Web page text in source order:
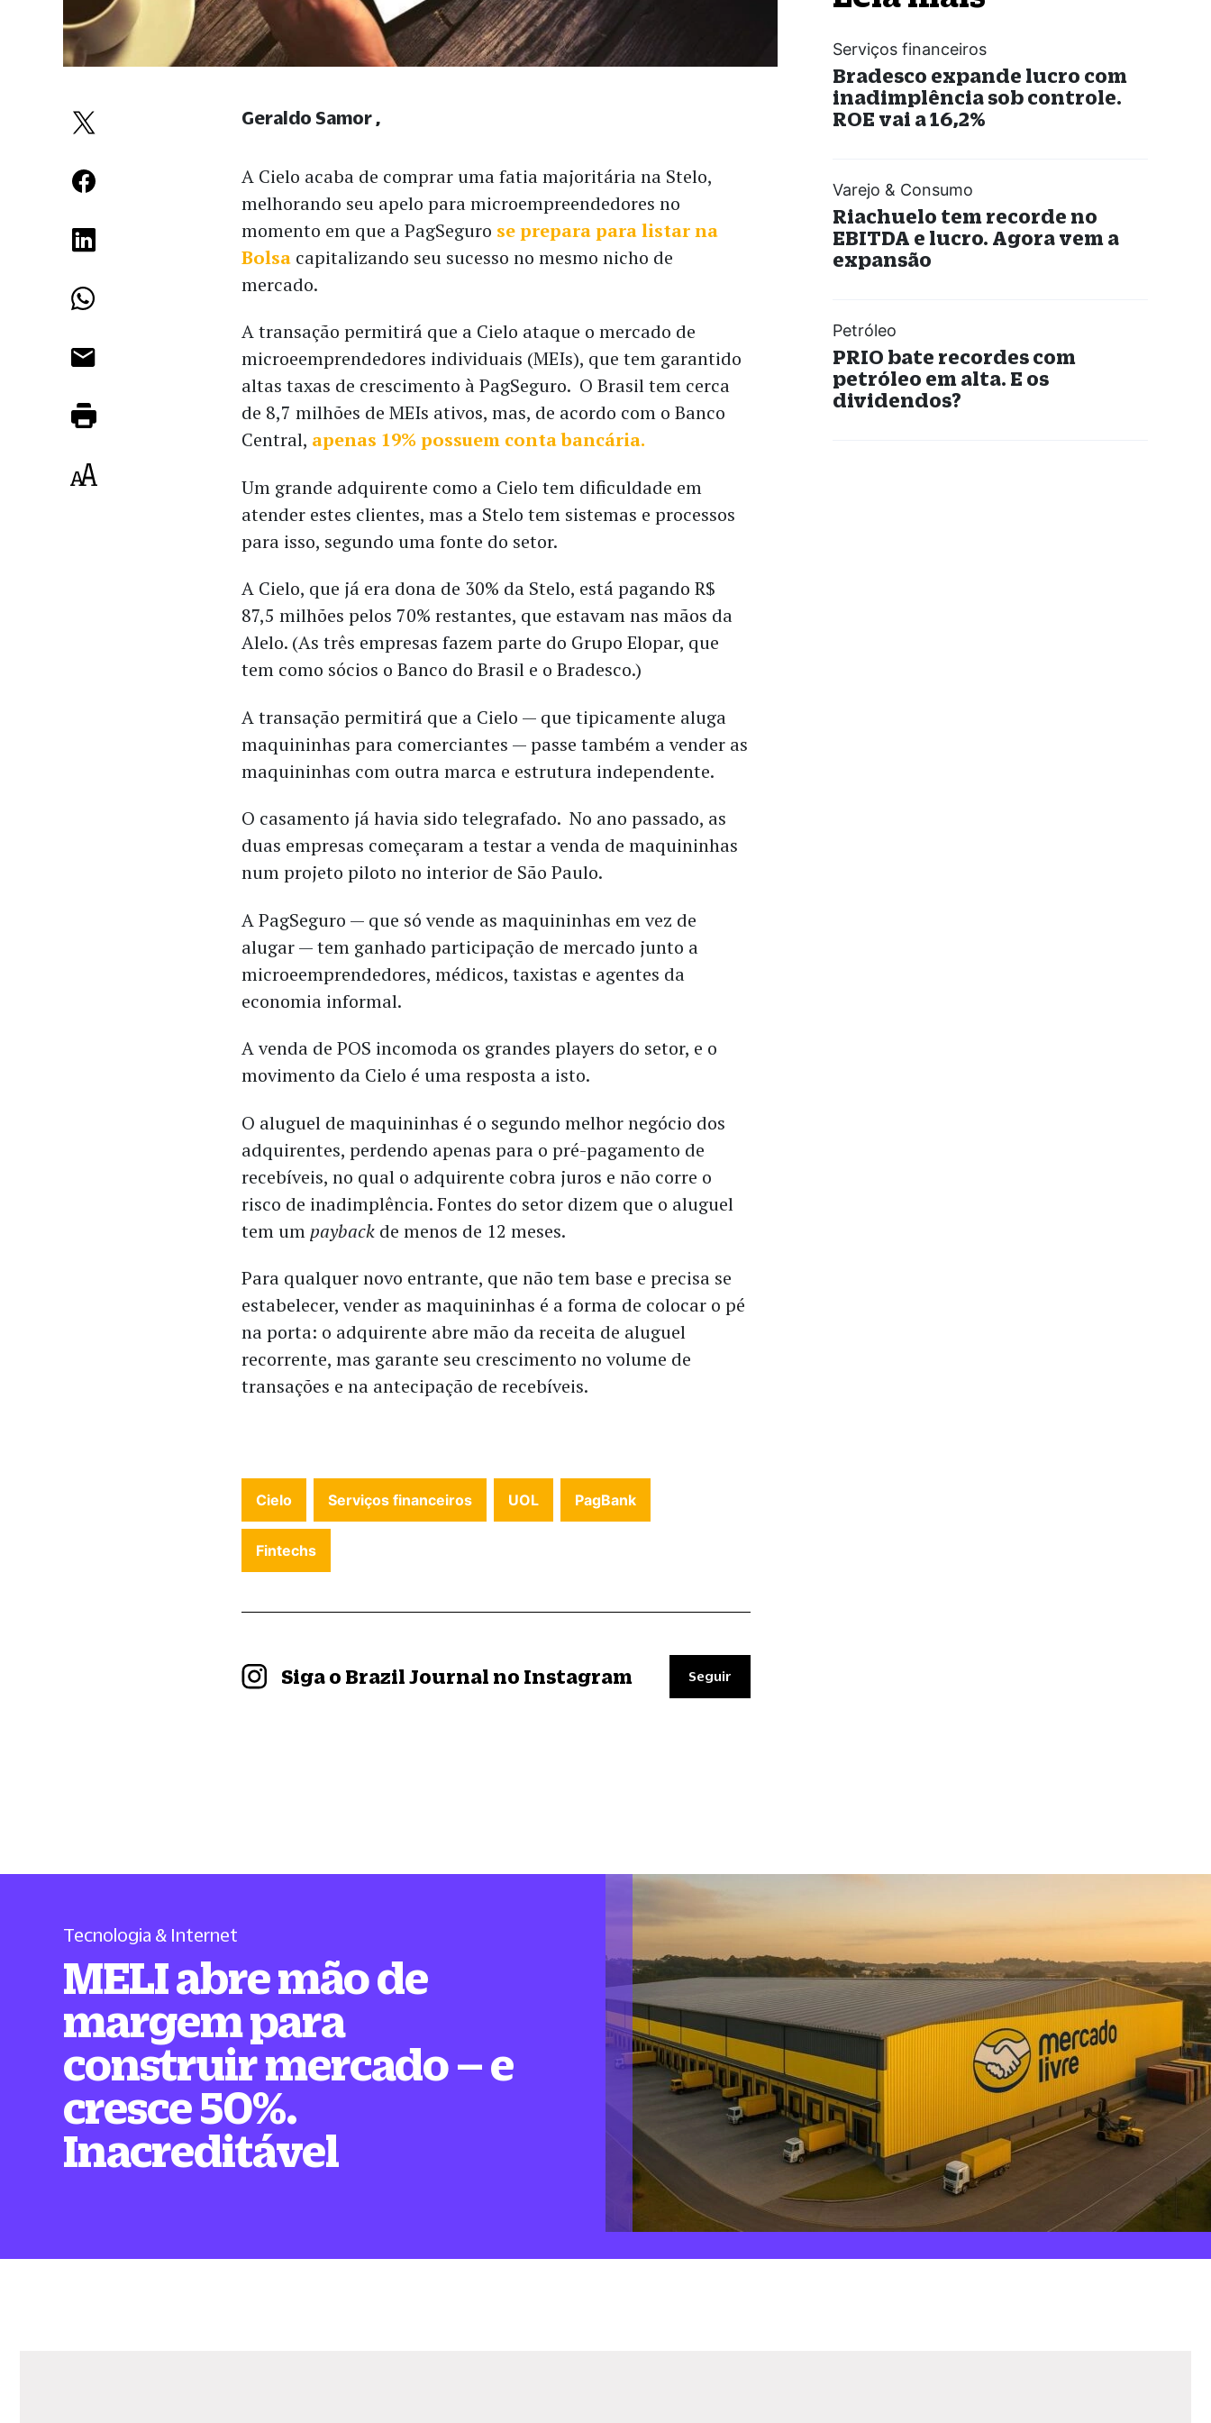
A Cielo acaba de comprar uma fatia majoritária na Stelo,
melhorando seu apelo para microempreendedores no
momento em que a PagSeguro se prepara para listar na
Bolsa capitalizando seu sucesso no mesmo nicho de
mercado.
A transação permitirá que a Cielo ataque o mercado de
microeemprendedores individuais (MEIs), que tem garantido
altas taxas de crescimento à PagSeguro. O Brasil tem cerca
de 8,7 milhões de MEIs ativos, mas, de acordo com o Banco
Central, apenas 19% possuem conta bancária.
Um grande adquirente como a Cielo tem dificuldade em
atender estes clientes, mas a Stelo tem sistemas e processos
para isso, segundo uma fonte do setor.
A Cielo, que já era dona de 30% da Stelo, está pagando R$
87,5 milhões pelos 70% restantes, que estavam nas mãos da
Alelo. (As três empresas fazem parte do Grupo Elopar, que
tem como sócios o Banco do Brasil e o Bradesco.)
A transação permitirá que a Cielo — que tipicamente aluga
maquininhas para comerciantes — passe também a vender as
maquininhas com outra marca e estrutura independente.
O casamento já havia sido telegrafado. No ano passado, as
duas empresas começaram a testar a venda de maquininhas
num projeto piloto no interior de São Paulo.
A PagSeguro — que só vende as maquininhas em vez de
alugar — tem ganhado participação de mercado junto a
microeemprendedores, médicos, taxistas e agentes da
economia informal.
A venda de POS incomoda os grandes players do setor, e o
movimento da Cielo é uma resposta a isto.
O aluguel de maquininhas é o segundo melhor negócio dos
adquirentes, perdendo apenas para o pré-pagamento de
recebíveis, no qual o adquirente cobra juros e não corre o
risco de inadimplência. Fontes do setor dizem que o aluguel
tem um payback de menos de 12 meses.
Para qualquer novo entrante, que não tem base e precisa se
estabelecer, vender as maquininhas é a forma de colocar o pé
na porta: o adquirente abre mão da receita de aluguel
recorrente, mas garante seu crescimento no volume de
transações e na antecipação de recebíveis.
Geraldo Samor
Cielo Serviços financeiros UOL PagBank
Fintechs
Siga o Brazil Journal no Instagram Seguir
Serviços financeiros
Bradesco expande lucro com
inadimplência sob controle.
ROE vai a 16,2%
Varejo & Consumo
Riachuelo tem recorde no
EBITDA e lucro. Agora vem a
expansão
Petróleo
PRIO bate recordes com
petróleo em alta. E os
dividendos?
Tecnologia & Internet
MELI abre mão de
margem para
construir mercado – e
cresce 50%.
Inacreditável